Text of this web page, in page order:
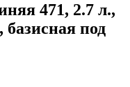
471, 2.7 л.,
под